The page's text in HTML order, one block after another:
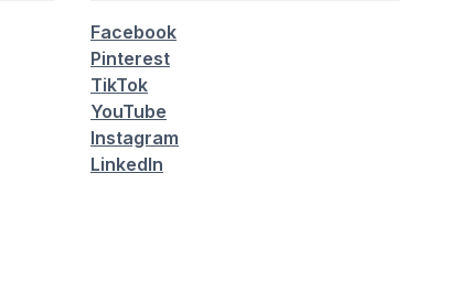
Facebook
Pinterest
TikTok
YouTube
Instagram
LinkedIn